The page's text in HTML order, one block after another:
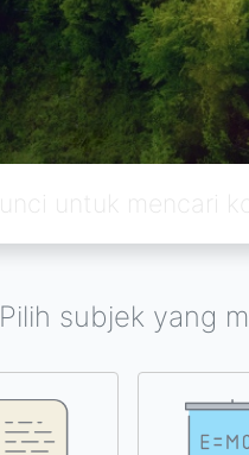
Pilih subjek yang